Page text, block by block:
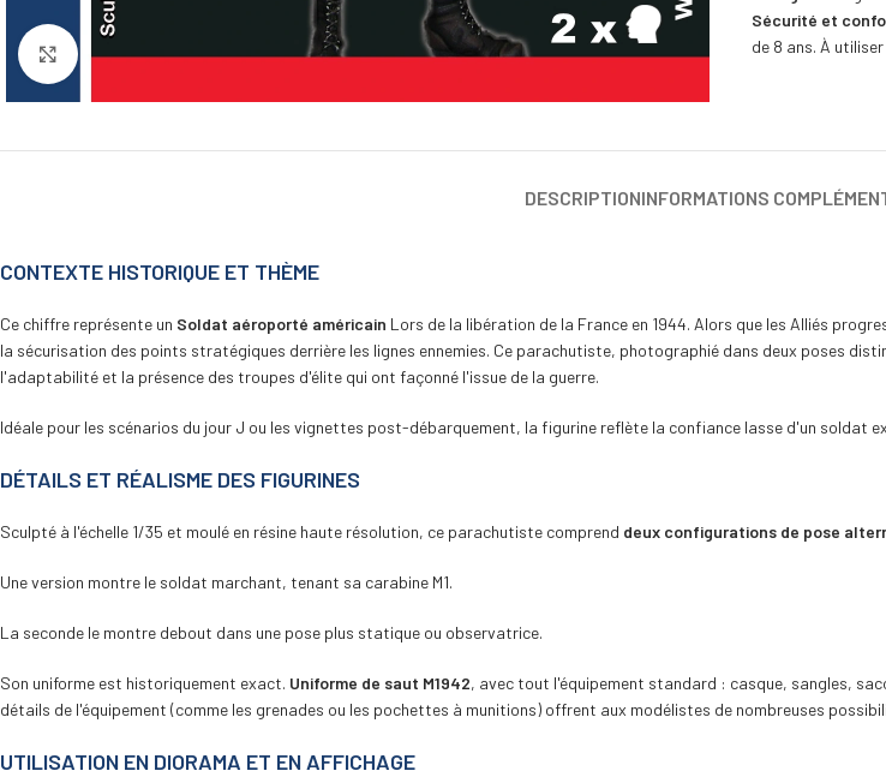
Cliquez pour agrandir
Sécurité et
de 8 ans. À
DESCRIPTIONINFORMATIONS
CONTEXTE HISTORIQUE ET THÈME
Ce chiffre représente un Soldat aéroporté américain Lors de la libération de la France en 1944. Alors que les Alliés
la sécurisation des points stratégiques derrière les lignes ennemies. Ce parachutiste, photographié dans deux poses
l'adaptabilité et la présence des troupes d'élite qui ont façonné l'issue de la guerre.
Idéale pour les scénarios du jour J ou les vignettes post-débarquement, la figurine reflète la confiance lasse d'un soldat
DÉTAILS ET RÉALISME DES FIGURINES
Sculpté à l'échelle 1/35 et moulé en résine haute résolution, ce parachutiste comprend deux configurations de pose
Une version montre le soldat marchant, tenant sa carabine M1.
La seconde le montre debout dans une pose plus statique ou observatrice.
Son uniforme est historiquement exact. Uniforme de saut M1942, avec tout l'équipement standard : casque, sangles,
détails de l'équipement (comme les grenades ou les pochettes à munitions) offrent aux modélistes de nombreuses
UTILISATION EN DIORAMA ET EN AFFICHAGE